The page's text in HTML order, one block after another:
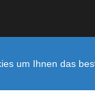
um Ihnen das